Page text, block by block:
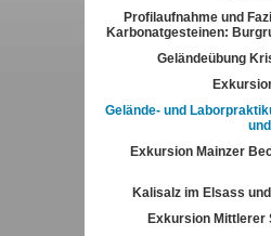
Profilaufnahme und
Karbonatgesteinen:
Geländeübung
Gelände- und
Exkursion Mainzer
Kalisalz im Elsass
Exkursion Mittlerer